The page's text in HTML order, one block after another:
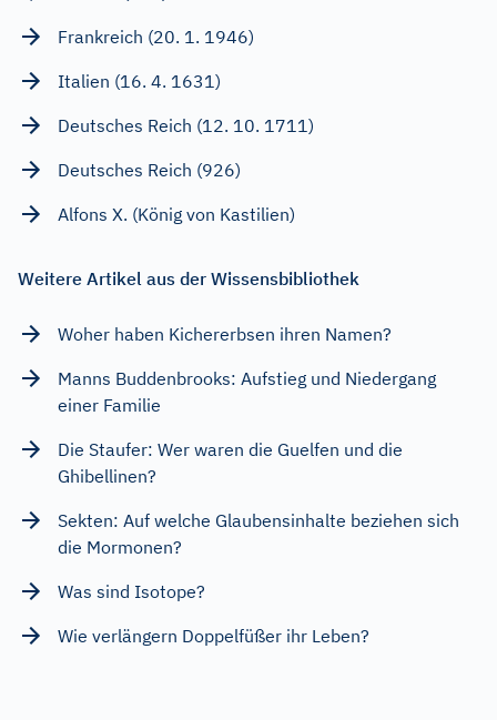
Frankreich (20. 1. 1946)
Italien (16. 4. 1631)
Deutsches Reich (12. 10. 1711)
Deutsches Reich (926)
Alfons X. (König von Kastilien)
Weitere Artikel aus der Wissensbibliothek
Woher haben Kichererbsen ihren Namen?
Manns Buddenbrooks: Aufstieg und Niedergang
einer Familie
Die Staufer: Wer waren die Guelfen und die
Ghibellinen?
Sekten: Auf welche Glaubensinhalte beziehen sich
die Mormonen?
Was sind Isotope?
Wie verlängern Doppelfüßer ihr Leben?